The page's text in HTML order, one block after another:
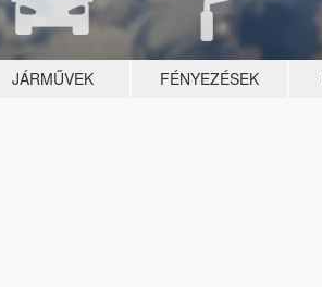
JÁRMŰVEK FÉNYEZÉSEK